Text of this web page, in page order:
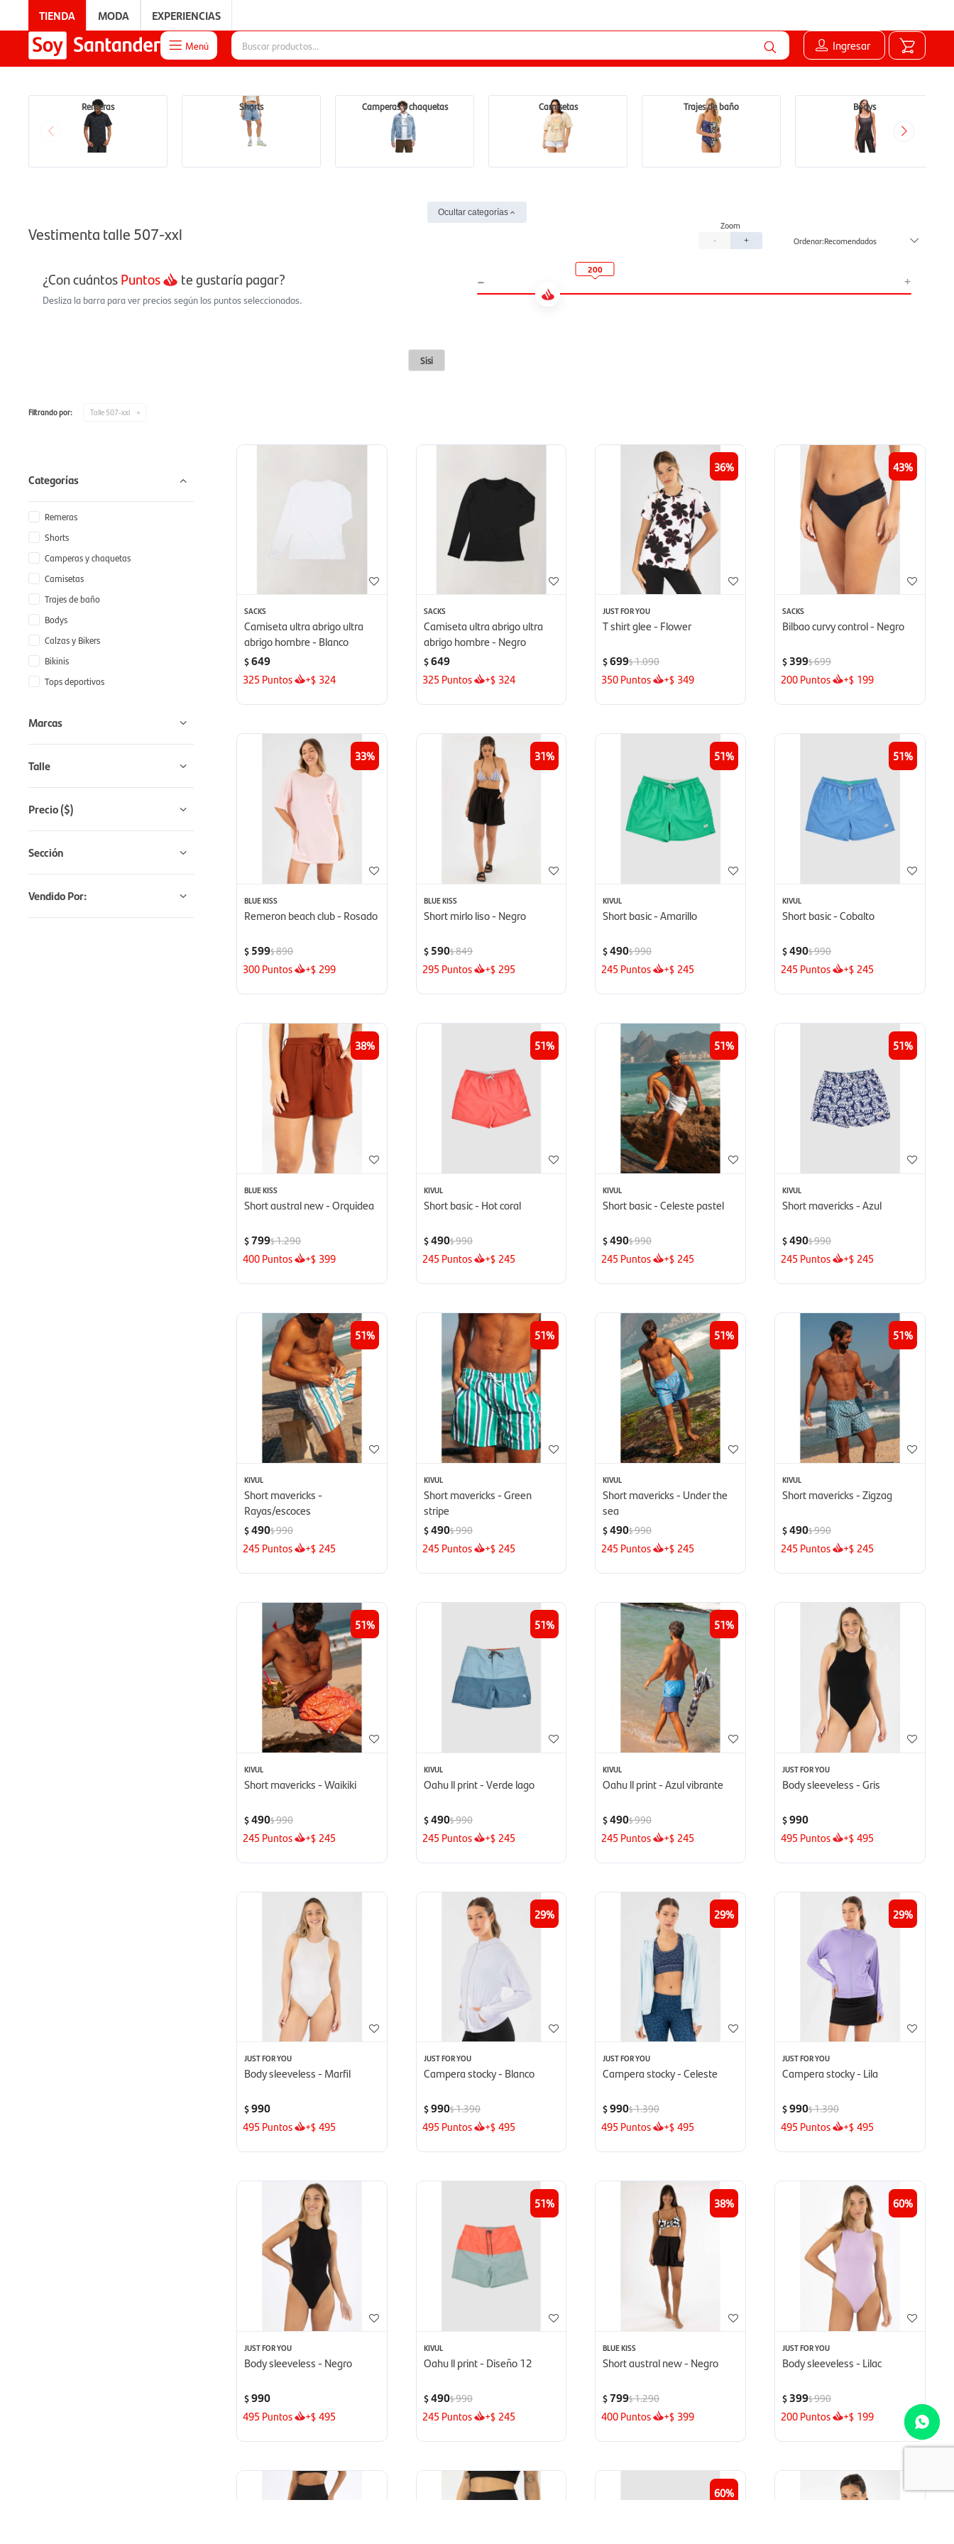
TIENDA MODA EXPERIENCIAS
 Menú Ingresar
Remeras Shorts Camperas y chaquetas Camisetas Trajes de baño Bodys
Ocultar categorías
Vestimenta talle 507-xxl - + Recomendados
¿Con cuántosPuntos te gustaría pagar?
Desliza la barra para ver precios según los puntos seleccionados.
- +
200
Sisi
Filtrando por: Talle 507-xxl
SACKS
Camiseta ultra abrigo ultra
abrigo hombre - Blanco
$649
325 Puntos +$ 324
SACKS
Camiseta ultra abrigo ultra
abrigo hombre - Negro
$649
325 Puntos +$ 324
36
JUST FOR YOU
T shirt glee - Flower
$699$1.090
350Puntos +$ 349
43
SACKS
Bilbao curvy control - Negro
$ 399$699
200Puntos +$ 199
33
BLUE KISS
Remeron beach club - Rosado
$ 599$890
300Puntos +$ 299
31
BLUE KISS
Short mirlo liso - Negro
$ 590$849
295 Puntos +$ 295
51
KIVUL
Short basic - Amarillo
$490$990
245 Puntos +$ 245
51
KIVUL
Short basic - Cobalto
$490$990
245 Puntos +$ 245
38
BLUE KISS
Short austral new - Orquidea
$799$1.290
400Puntos +$ 399
51
KIVUL
Short basic - Hot coral
$490$990
245 Puntos +$ 245
51
KIVUL
Short basic - Celeste pastel
$490$990
245 Puntos +$ 245
51
KIVUL
Short mavericks - Azul
$490$990
245 Puntos +$ 245
51
KIVUL
Short mavericks -
Rayas/escoces
$490$990
245 Puntos +$ 245
51
KIVUL
Short mavericks - Green
stripe
$490$990
245 Puntos +$ 245
51
KIVUL
Short mavericks - Under the
sea
$490$990
245 Puntos +$ 245
51
KIVUL
Short mavericks - Zigzag
$490$990
245 Puntos +$ 245
51
KIVUL
Short mavericks - Waikiki
$490$990
245 Puntos +$ 245
51
KIVUL
Oahu ll print - Verde lago
$490$990
245 Puntos +$ 245
51
KIVUL
Oahu ll print - Azul vibrante
$490$990
245 Puntos +$ 245
JUST FOR YOU
Body sleeveless - Gris
$990
495 Puntos +$ 495
JUST FOR YOU
Body sleeveless - Marfil
$990
495 Puntos +$ 495
29
JUST FOR YOU
Campera stocky - Blanco
$990$1.390
495 Puntos +$ 495
29
JUST FOR YOU
Campera stocky - Celeste
$990$1.390
495 Puntos +$ 495
29
JUST FOR YOU
Campera stocky - Lila
$990$1.390
495 Puntos +$ 495
JUST FOR YOU
Body sleeveless - Negro
$990
495 Puntos +$ 495
51
KIVUL
Oahu ll print - Diseño 12
$490$990
245 Puntos +$ 245
38
BLUE KISS
Short austral new - Negro
$799$1.290
400Puntos +$ 399
60
JUST FOR YOU
Body sleeveless - Lilac
$ 399$990
200Puntos +$ 199
60
Categorías
Remeras
Shorts
Camperas y chaquetas
Camisetas
Trajes de baño
Bodys
Calzas y Bikers
Bikinis
Tops deportivos
Marcas
Talle
Precio($)
Sección
Vendido Por: